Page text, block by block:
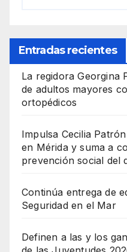
Entradas recientes
La regidora Georgina
de adultos mayores
ortopédicos
Impulsa Cecilia
en Mérida y suma a
prevención social del
Continúa entrega de
Seguridad en el Mar
Definen a las y los